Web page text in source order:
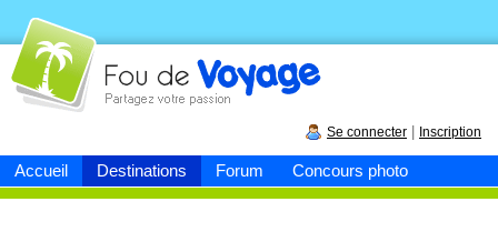
Accueil Destinations Forum Concours photo
Fou devoyage
Se connecter Inscription